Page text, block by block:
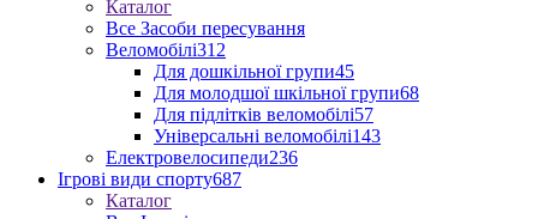
Каталог
Все Засоби пересування
Веломобілі312
Для дошкільної групи45
Для молодшої шкільної групи68
Для підлітків веломобілі57
Універсальні веломобілі143
Електровелосипеди236
Ігрові види спорту687
Каталог